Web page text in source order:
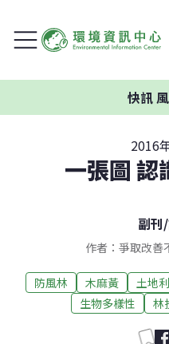
快訊風
2016
一張圖 認
副刊/
作者：爭取改善
防風林 木麻黃 土地
生物多樣性
林